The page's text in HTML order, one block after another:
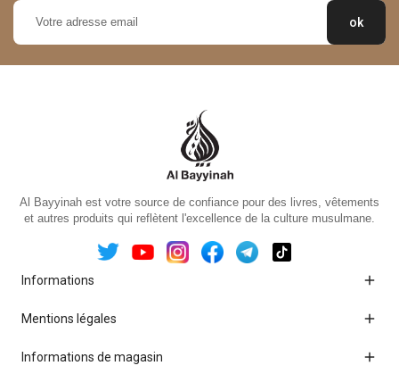
Al Bayyinah est votre source de confiance pour des livres, vêtements
et autres produits qui reflètent l'excellence de la culture musulmane.
Informations 
Mentions légales 
Informations de magasin 